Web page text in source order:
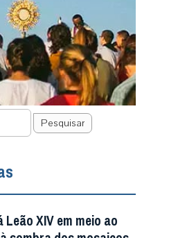
Pesquisar
XIV em meio ao